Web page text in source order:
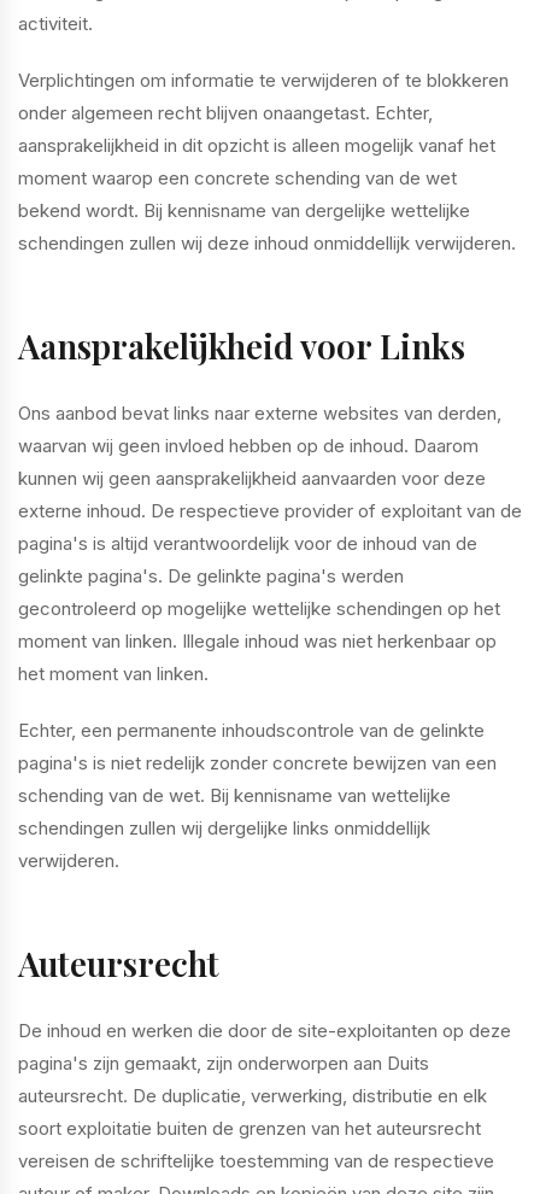
activiteit.
Verplichtingen om informatie te verwijderen of te blokkeren
onder algemeen recht blijven onaangetast. Echter,
aansprakelijkheid in dit opzicht is alleen mogelijk vanaf het
moment waarop een concrete schending van de wet
bekend wordt. Bij kennisname van dergelijke wettelijke
schendingen zullen wij deze inhoud onmiddellijk verwijderen.
Aansprakelijkheid voor Links
Ons aanbod bevat links naar externe websites van derden,
waarvan wij geen invloed hebben op de inhoud. Daarom
kunnen wij geen aansprakelijkheid aanvaarden voor deze
externe inhoud. De respectieve provider of exploitant van de
pagina's is altijd verantwoordelijk voor de inhoud van de
gelinkte pagina's. De gelinkte pagina's werden
gecontroleerd op mogelijke wettelijke schendingen op het
moment van linken. Illegale inhoud was niet herkenbaar op
het moment van linken.
Echter, een permanente inhoudscontrole van de gelinkte
pagina's is niet redelijk zonder concrete bewijzen van een
schending van de wet. Bij kennisname van wettelijke
schendingen zullen wij dergelijke links onmiddellijk
verwijderen.
Auteursrecht
De inhoud en werken die door de site-exploitanten op deze
pagina's zijn gemaakt, zijn onderworpen aan Duits
auteursrecht. De duplicatie, verwerking, distributie en elk
soort exploitatie buiten de grenzen van het auteursrecht
vereisen de schriftelijke toestemming van de respectieve